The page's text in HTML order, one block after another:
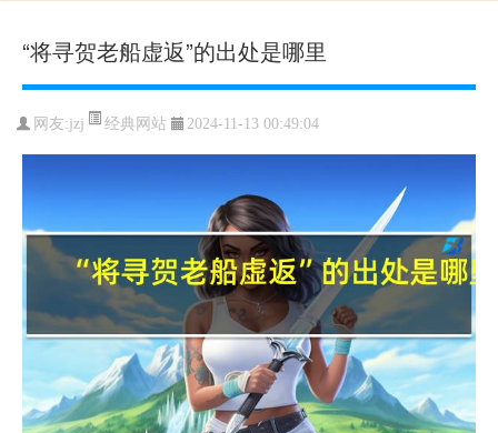
“将寻贺老船虚返”的出处是哪里
网友:jzj 经典网站 2024-11-13 00:49:04